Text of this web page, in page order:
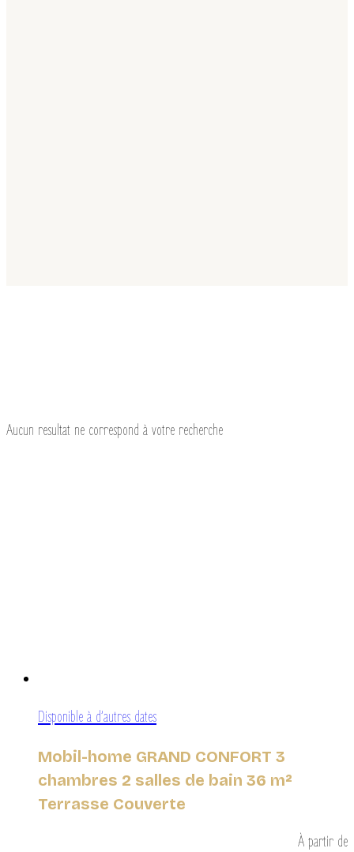
Aucun resultat ne correspond à votre recherche
Disponible à d’autres dates
Mobil-home GRAND CONFORT 3
chambres 2 salles de bain 36 m²
Terrasse Couverte
À partir de